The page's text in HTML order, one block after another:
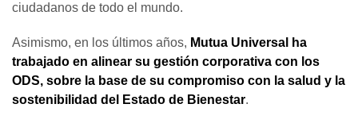
ciudadanos de todo el mundo.
Asimismo, en los últimos años, Mutua Universal ha
trabajado en alinear su gestión corporativa con los
ODS, sobre la base de su compromiso con la salud y la
sostenibilidad del Estado de Bienestar.